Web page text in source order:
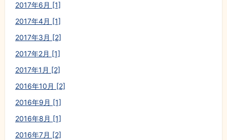
2017年6月 [1]
2017年4月 [1]
2017年3月 [2]
2017年2月 [1]
2017年1月 [2]
2016年10月 [2]
2016年9月 [1]
2016年8月 [1]
2016年7月 [2]